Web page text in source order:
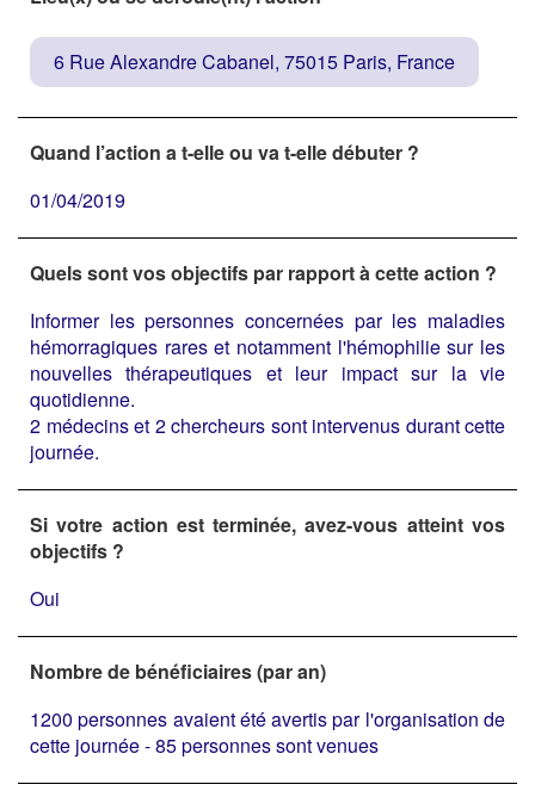
6 Rue Alexandre Cabanel, 75015 Paris, France
Quand l’action a t-elle ou va t-elle débuter ?
01/04/2019
Quels sont vos objectifs par rapport à cette action ?
Informer les personnes concernées par les maladies
hémorragiques rares et notamment l'hémophilie sur les
nouvelles thérapeutiques et leur impact sur la vie
quotidienne.
2 médecins et 2 chercheurs sont intervenus durant cette
journée.
Si votre action est terminée, avez-vous atteint vos
objectifs ?
Oui
Nombre de bénéficiaires (par an)
1200 personnes avaient été avertis par l'organisation de
cette journée - 85 personnes sont venues